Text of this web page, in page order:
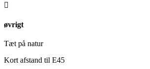

øvrigt
Tæt på natur
Kort afstand til E45